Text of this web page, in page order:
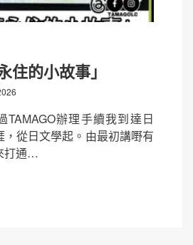
住的小故事」
TAMAGO辦理手續我到達日
從日文學起。由最初講嘢有
打通…